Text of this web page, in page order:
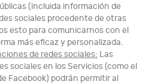
(incluida información de
sociales procedente de otras
esto para comunicarnos con el
más eficaz y personalizada.
de redes sociales: Las
sociales en los Servicios (como el
Facebook) podrán permitir al